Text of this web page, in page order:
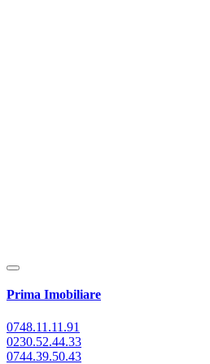
Prima Imobiliare
0748.11.11.91
0230.52.44.33
0744.39.50.43